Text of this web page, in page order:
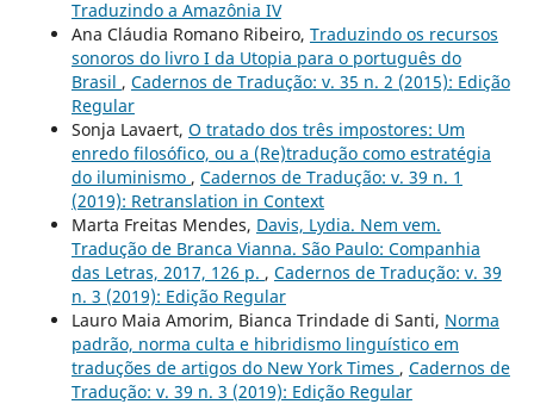
Traduzindo a Amazônia IV
Ana Cláudia Romano Ribeiro, Traduzindo os recursos
sonoros do livro I da Utopia para o português do
Brasil , Cadernos de Tradução: v. 35 n. 2 (2015): Edição
Regular
Sonja Lavaert, O tratado dos três impostores: Um
enredo filosófico, ou a (Re)tradução como estratégia
do iluminismo , Cadernos de Tradução: v. 39 n. 1
(2019): Retranslation in Context
Marta Freitas Mendes, Davis, Lydia. Nem vem.
Tradução de Branca Vianna. São Paulo: Companhia
das Letras, 2017, 126 p. , Cadernos de Tradução: v. 39
n. 3 (2019): Edição Regular
Lauro Maia Amorim, Bianca Trindade di Santi, Norma
padrão, norma culta e hibridismo linguístico em
traduções de artigos do New York Times , Cadernos de
Tradução: v. 39 n. 3 (2019): Edição Regular